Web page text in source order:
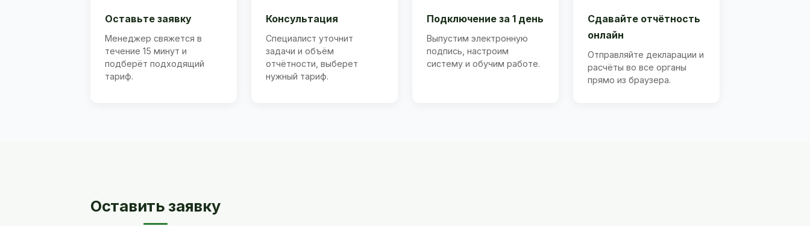
Оставьте заявку
Менеджер свяжется в
течение 15 минут и
подберёт подходящий
тариф.
Консультация
Специалист уточнит
задачи и объём
отчётности, выберет
нужный тариф.
Подключение за 1 день
Выпустим электронную
подпись, настроим
систему и обучим работе.
Сдавайте отчётность
онлайн
Отправляйте декларации и
расчёты во все органы
прямо из браузера.
Оставить заявку